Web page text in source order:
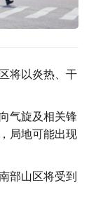
将以炎热、干
气旋及相关锋
局地可能出现
部山区将受到